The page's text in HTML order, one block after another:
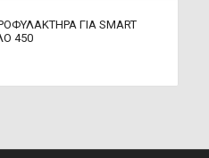
ΓΙΑ SMART
450